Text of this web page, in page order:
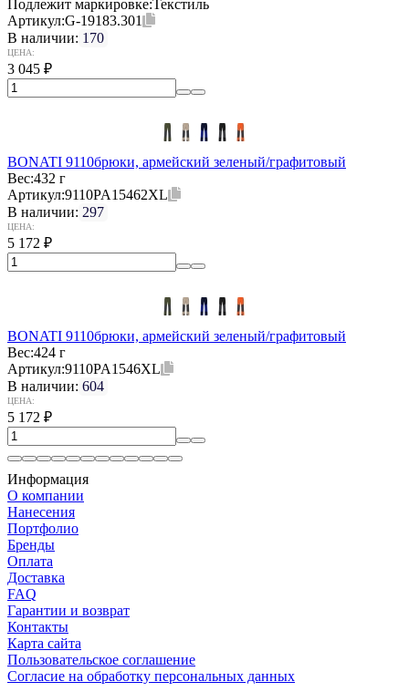
Подлежит маркировке:Текстиль
Артикул:G-19183.301
В наличии: 170
ЦЕНА:
3 045 ₽
BONATI 9110брюки, армейский зеленый/графитовый
Вес:432 г
Артикул:9110PA15462XL
В наличии: 297
ЦЕНА:
5 172 ₽
BONATI 9110брюки, армейский зеленый/графитовый
Вес:424 г
Артикул:9110PA1546XL
В наличии: 604
ЦЕНА:
5 172 ₽
Информация
О компании
Нанесения
Портфолио
Бренды
Оплата
Доставка
FAQ
Гарантии и возврат
Контакты
Карта сайта
Пользовательское соглашение
Согласие на обработку персональных данных